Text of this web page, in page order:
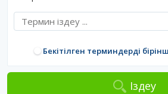
Бекітілген терминдерді
Іздеу